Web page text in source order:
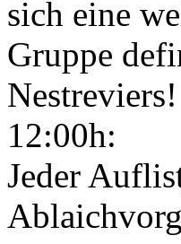
sich eine
Gruppe
Nestreviers!
12:00h:
Jeder